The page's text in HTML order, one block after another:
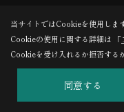
当サイトではCookieを使用します
Cookieの使用に関する詳細は 「
Cookieを受け入れるか拒否する
同意する